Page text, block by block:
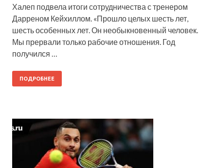
Халеп подвела итоги сотрудничества с тренером
Дарреном Кейхиллом. «Прошло целых шесть лет,
шесть особенных лет. Он необыкновенный человек.
Мы прервали только рабочие отношения. Год
получился …
ПОДРОБНЕЕ